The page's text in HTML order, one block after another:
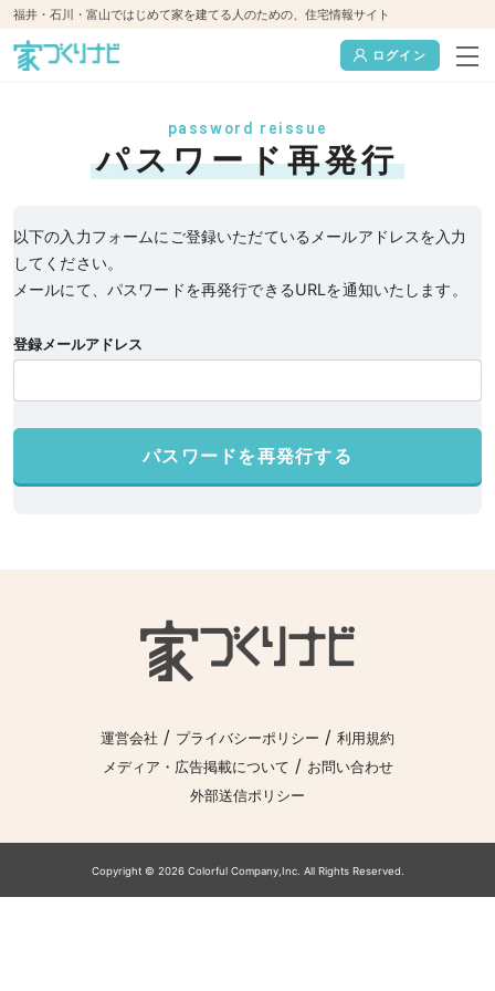
福井・石川・富山ではじめて家を建てる人のための、住宅情報サイト
ログイン
password reissue
パスワード再発行
以下の入力フォームにご登録いただているメールアドレスを入力
してください。
メールにて、パスワードを再発行できるURLを通知いたします。
登録メールアドレス
運営会社 / プライバシーポリシー / 利用規約
メディア・広告掲載について / お問い合わせ
外部送信ポリシー
Copyright © 2026 Colorful Company,Inc. All Rights Reserved.